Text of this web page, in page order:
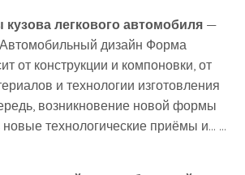
легкового автомобиля —
дизайн Форма
от конструкции и компоновки, от
и технологии изготовления
возникновение новой формы
новые технологические приёмы и… …